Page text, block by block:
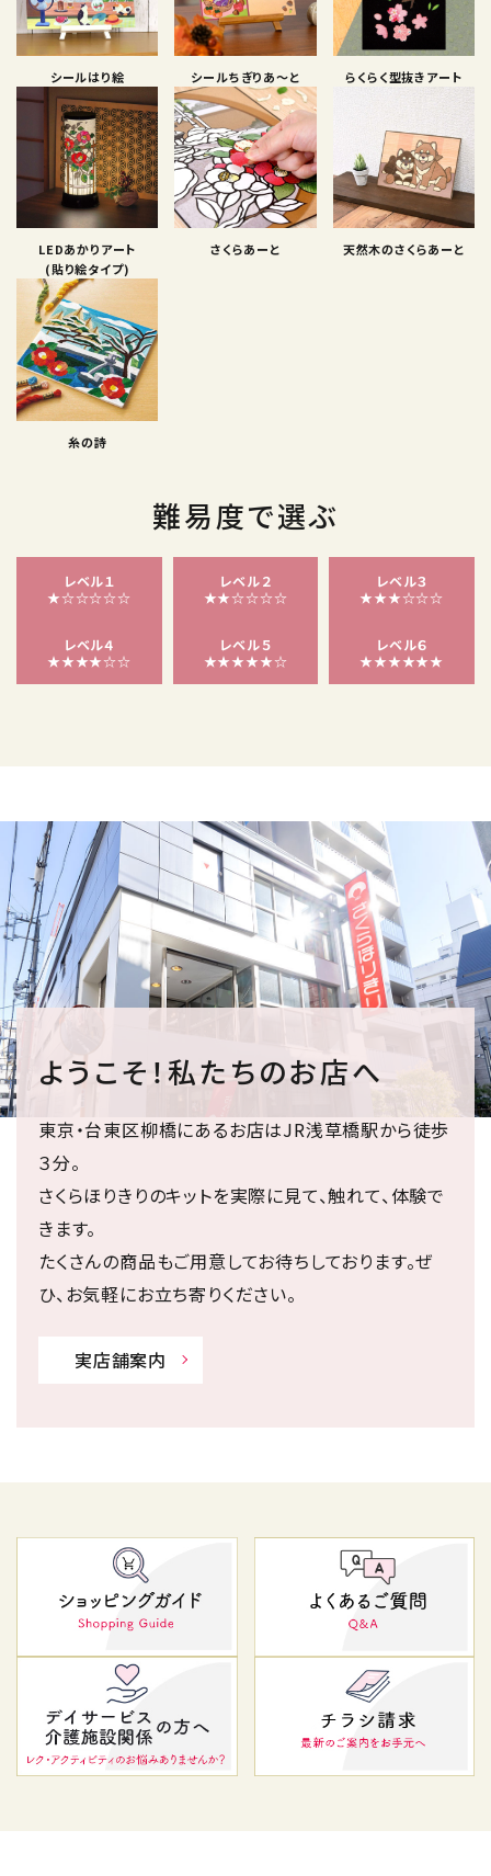
シールはり絵 シールちぎりあ〜と らくらく型抜きアート
LEDあかりアート
(貼り絵タイプ)
さくらあーと 天然木のさくらあーと
糸の詩
難易度で選ぶ
レベル１
★☆☆☆☆☆
レベル２
★★☆☆☆☆
レベル３
★★★☆☆☆
レベル４
★★★★☆☆
レベル５
★★★★★☆
レベル６
★★★★★★
ようこそ！私たちのお店へ
東京・台東区柳橋にあるお店はJR浅草橋駅から徒歩
３分。
さくらほりきりのキットを実際に見て、触れて、体験で
きます。
たくさんの商品もご用意してお待ちしております。ぜ
ひ、お気軽にお立ち寄りください。
実店舗案内